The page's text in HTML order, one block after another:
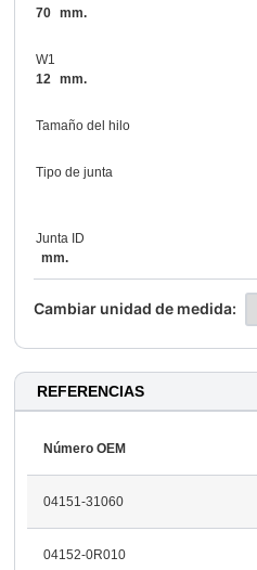
70 mm.
W1
12
mm.
Tamaño del hilo
Tipo de junta
Junta ID
mm.
Cambiar unidad de medida:
REFERENCIAS
Número OEM
04151-31060
04152-0R010